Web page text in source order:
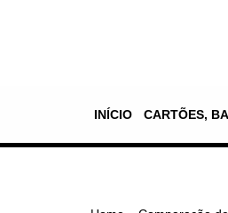
INÍCIO CARTÕES,